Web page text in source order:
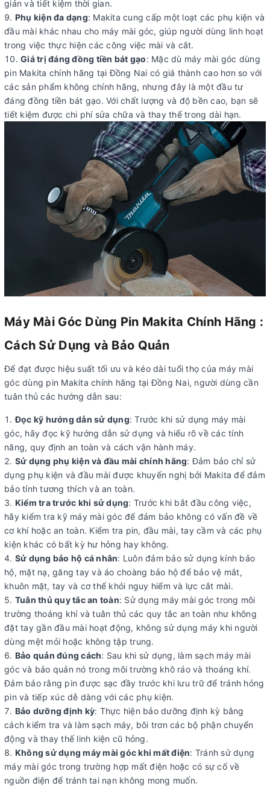
giản và tiết kiệm thời gian.
Phụ kiện đa dạng: Makita cung cấp một loạt các phụ kiện và
đầu mài khác nhau cho máy mài góc, giúp người dùng linh hoạt
trong việc thực hiện các công việc mài và cắt.
Giá trị đáng đồng tiền bát gạo: Mặc dù máy mài góc dùng
pin Makita chính hãng tại Đồng Nai có giá thành cao hơn so với
các sản phẩm không chính hãng, nhưng đây là một đầu tư
đáng đồng tiền bát gạo. Với chất lượng và độ bền cao, bạn sẽ
tiết kiệm được chi phí sửa chữa và thay thế trong dài hạn.
Máy Mài Góc Dùng Pin Makita Chính Hãng :
Cách Sử Dụng và Bảo Quản
Để đạt được hiệu suất tối ưu và kéo dài tuổi thọ của máy mài
góc dùng pin Makita chính hãng tại Đồng Nai, người dùng cần
tuân thủ các hướng dẫn sau:
Đọc kỹ hướng dẫn sử dụng: Trước khi sử dụng máy mài
góc, hãy đọc kỹ hướng dẫn sử dụng và hiểu rõ về các tính
năng, quy định an toàn và cách vận hành máy.
Sử dụng phụ kiện và đầu mài chính hãng: Đảm bảo chỉ sử
dụng phụ kiện và đầu mài được khuyến nghị bởi Makita để đảm
bảo tính tương thích và an toàn.
Kiểm tra trước khi sử dụng: Trước khi bắt đầu công việc,
hãy kiểm tra kỹ máy mài góc để đảm bảo không có vấn đề về
cơ khí hoặc an toàn. Kiểm tra pin, đầu mài, tay cầm và các phụ
kiện khác có bất kỳ hư hỏng hay không.
Sử dụng bảo hộ cá nhân: Luôn đảm bảo sử dụng kính bảo
hộ, mặt nạ, găng tay và áo choàng bảo hộ để bảo vệ mắt,
khuôn mặt, tay và cơ thể khỏi nguy hiểm và lực cắt mài.
Tuân thủ quy tắc an toàn: Sử dụng máy mài góc trong môi
trường thoáng khí và tuân thủ các quy tắc an toàn như không
đặt tay gần đầu mài hoạt động, không sử dụng máy khi người
dùng mệt mỏi hoặc không tập trung.
Bảo quản đúng cách: Sau khi sử dụng, làm sạch máy mài
góc và bảo quản nó trong môi trường khô ráo và thoáng khí.
Đảm bảo rằng pin được sạc đầy trước khi lưu trữ để tránh hỏng
pin và tiếp xúc dễ dàng với các phụ kiện.
Bảo dưỡng định kỳ: Thực hiện bảo dưỡng định kỳ bằng
cách kiểm tra và làm sạch máy, bôi trơn các bộ phận chuyển
động và thay thế linh kiện cũ hỏng.
Không sử dụng máy mài góc khi mất điện: Tránh sử dụng
máy mài góc trong trường hợp mất điện hoặc có sự cố về
nguồn điện để tránh tai nạn không mong muốn.